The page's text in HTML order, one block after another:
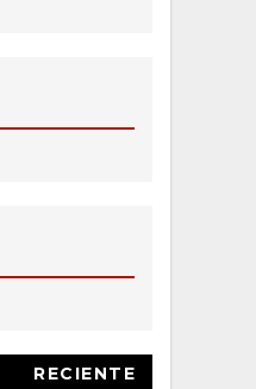
RECIENTE